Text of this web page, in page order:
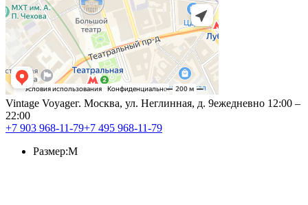
Vintage Voyageг. Москва, ул. Неглинная, д. 9ежедневно 12:00 –
22:00
+7 903 968-11-79+7 495 968-11-79
Размер:M